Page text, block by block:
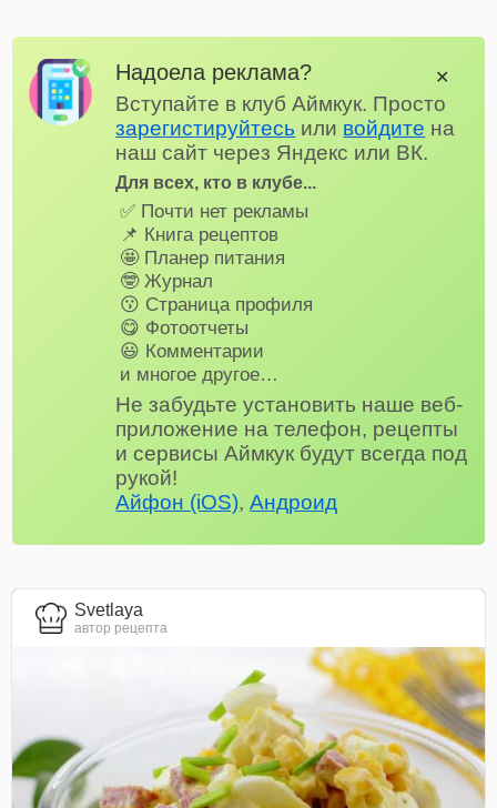
Надоела реклама?
Вступайте в клуб Аймкук. Просто
зарегистируйтесь или войдите на
наш сайт через Яндекс или ВК.
Для всех, кто в клубе...
✅ Почти нет рекламы
📌 Книга рецептов
🤩 Планер питания
🤓 Журнал
😗 Страница профиля
😋 Фотоотчеты
😃 Комментарии
и многое другое…
Не забудьте установить наше веб-
приложение на телефон, рецепты
и сервисы Аймкук будут всегда под
рукой!
Айфон (iOS),Андроид
✕
Svetlaya
автор рецепта